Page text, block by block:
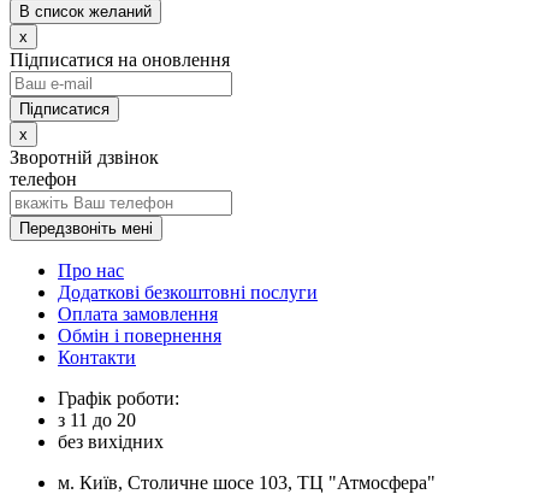
В список желаний
x
Підписатися на оновлення
x
Зворотній дзвінок
телефон
Передзвоніть мені
Про нас
Додаткові безкоштовні послуги
Оплата замовлення
Обмін і повернення
Контакти
Графік роботи:
з 11 до 20
без вихідних
м. Київ, Столичне шосе 103, ТЦ "Атмосфера"